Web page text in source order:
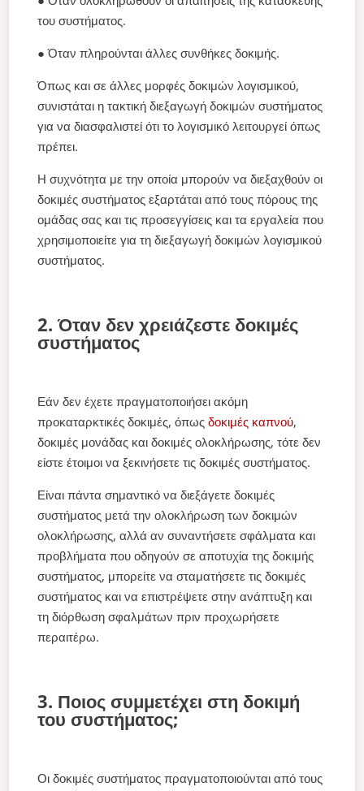
του συστήματος.
● Όταν πληρούνται άλλες συνθήκες δοκιμής.
Όπως και σε άλλες μορφές δοκιμών λογισμικού,
συνιστάται η τακτική διεξαγωγή δοκιμών συστήματος
για να διασφαλιστεί ότι το λογισμικό λειτουργεί όπως
πρέπει.
Η συχνότητα με την οποία μπορούν να διεξαχθούν οι
δοκιμές συστήματος εξαρτάται από τους πόρους της
ομάδας σας και τις προσεγγίσεις και τα εργαλεία που
χρησιμοποιείτε για τη διεξαγωγή δοκιμών λογισμικού
συστήματος.
2. Όταν δεν χρειάζεστε δοκιμές
συστήματος
Εάν δεν έχετε πραγματοποιήσει ακόμη
προκαταρκτικές δοκιμές, όπωςδοκιμές καπνού,
δοκιμές μονάδας και δοκιμές ολοκλήρωσης, τότε δεν
είστε έτοιμοι να ξεκινήσετε τις δοκιμές συστήματος.
Είναι πάντα σημαντικό να διεξάγετε δοκιμές
συστήματος μετά την ολοκλήρωση των δοκιμών
ολοκλήρωσης, αλλά αν συναντήσετε σφάλματα και
προβλήματα που οδηγούν σε αποτυχία της δοκιμής
συστήματος, μπορείτε να σταματήσετε τις δοκιμές
συστήματος και να επιστρέψετε στην ανάπτυξη και
τη διόρθωση σφαλμάτων πριν προχωρήσετε
περαιτέρω.
3. Ποιος συμμετέχει στη δοκιμή
του συστήματος;
Οι δοκιμές συστήματος πραγματοποιούνται από τους